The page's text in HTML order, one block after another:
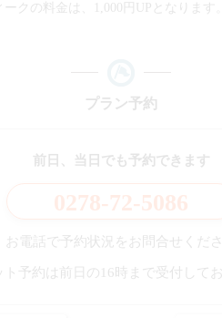
クの料金は、1,000円UPとなります。
プラン予約
前日、当日でも予約できます
0278-72-5086
お電話で予約状況をお問合せくだ
ト予約は前日の16時まで受付して